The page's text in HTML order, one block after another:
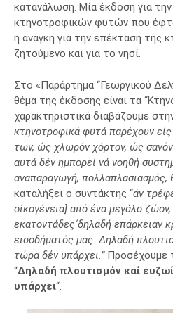
κατανάλωση. Μία έκδοση για την
κτηνοτροφικών φυτών που
η ανάγκη για την επέκταση της
ζητούμενο και για το νησί.
Στο «Παράρτημα “Γεωργικού
θέμα της έκδοσης είναι τα
χαρακτηριστικά διαβάζουμε
κτηνοτροφικά φυτά παρέχουν
των, ώς χλωρόν χόρτον, ώς
αυτά δέν ημπορεί νά νοηθή
αναπαραγωγή, πολλαπλασιασμός,
καταλήξει ο συντάκτης “άν
οίκογένεια] από ένα μεγάλο
εκατοντάδες΄δηλαδή επάρκειαν
εισοδήματός μας. Δηλαδή
τώρα δέν υπάρχει.”Προσέχουμε
“Δηλαδή πλουτισμόν καί
υπάρχει“.